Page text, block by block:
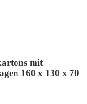
mit
160 x 130 x 70